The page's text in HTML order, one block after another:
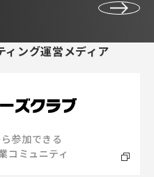
ング運営メディア
参加できる
コミュニティ